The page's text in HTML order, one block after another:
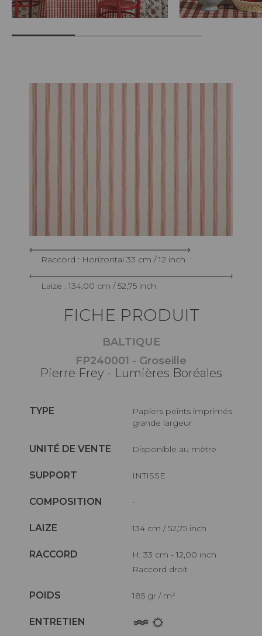
Raccord : Horizontal 33 cm / 12 inch
Laize : 134,00 cm / 52,75 inch
FICHE PRODUIT
BALTIQUE
FP240001 - Groseille
Pierre Frey - Lumières Boréales
TYPE
Papiers peints imprimés
grande largeur
UNITÉ DE VENTE Disponible au mètre
SUPPORT INTISSE
COMPOSITION -
LAIZE 134 cm / 52,75 inch
RACCORD
H: 33 cm - 12,00 inch
Raccord droit
POIDS 185 gr / m²
ENTRETIEN